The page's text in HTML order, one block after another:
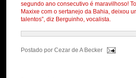
segundo ano consecutivo é maravilhoso!
Maxixe com o sertanejo da Bahia, deixou
talentos”, diz Berguinho, vocalista.
Postado por Cezar de A Becker